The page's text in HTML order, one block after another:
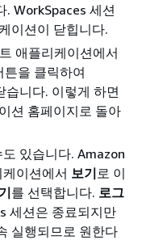
. WorkSpaces 세션
이션이 닫힙니다.
애플리케이션에서
튼을 클릭하여
습니다. 이렇게 하면
션 홈페이지로 돌아
있습니다. Amazon
이션에서 보기 로 이
를 선택합니다. 로그
세션은 종료되지만
실행되므로 원한다